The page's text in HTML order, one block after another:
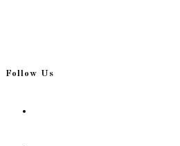
Follow Us